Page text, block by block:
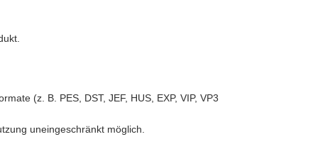
aller Art.
(z. B. PES, DST, JEF, HUS, EXP, VIP, VP3
uneingeschränkt möglich.